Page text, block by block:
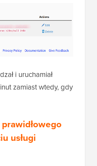
i uruchamiał
zamiast wtedy, gdy
usługi